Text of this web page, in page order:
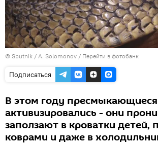
© Sputnik / A. Solomonov / Перейти в фотобанк
Подписаться
В этом году
активизировались - они
заползают в кроватки детей,
коврами и даже в